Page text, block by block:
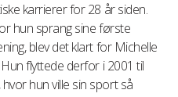
karrierer for 28 år siden.
hun sprang sine første
blev det klart for Michelle
flyttede derfor i 2001 til
hun ville sin sport så